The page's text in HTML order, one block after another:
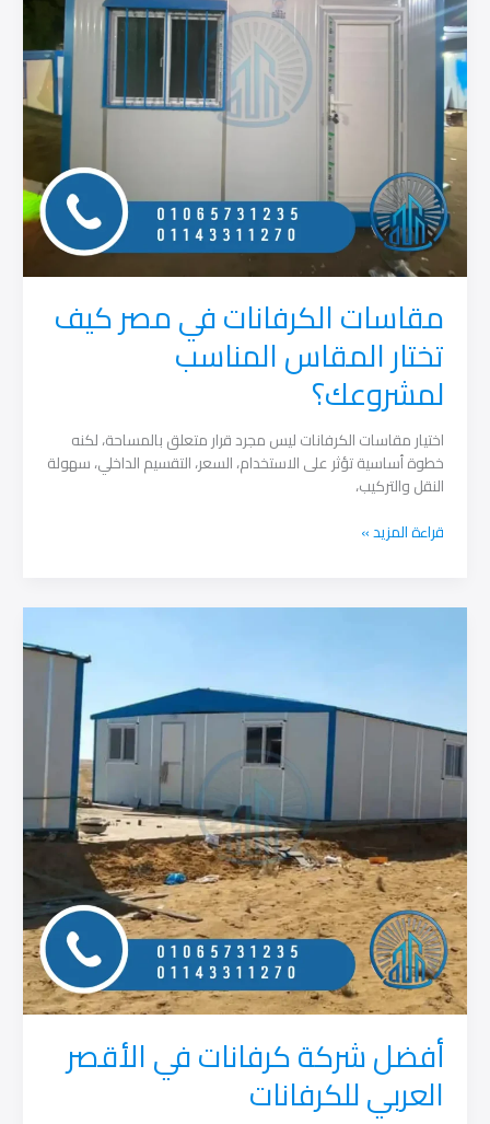
مقاسات الكرفانات في مصر كيف
تختار المقاس المناسب
لمشروعك؟
اختيار مقاسات الكرفانات ليس مجرد قرار متعلق بالمساحة، لكنه
خطوة أساسية تؤثر على الاستخدام، السعر، التقسيم الداخلي، سهولة
النقل والتركيب،
مقاسات
لمشروعك؟
قراءة المزيد »
أفضل شركة كرفانات في الأقصر
العربي للكرفانات